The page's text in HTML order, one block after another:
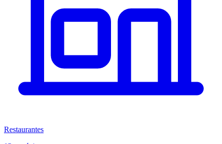
Restaurantes